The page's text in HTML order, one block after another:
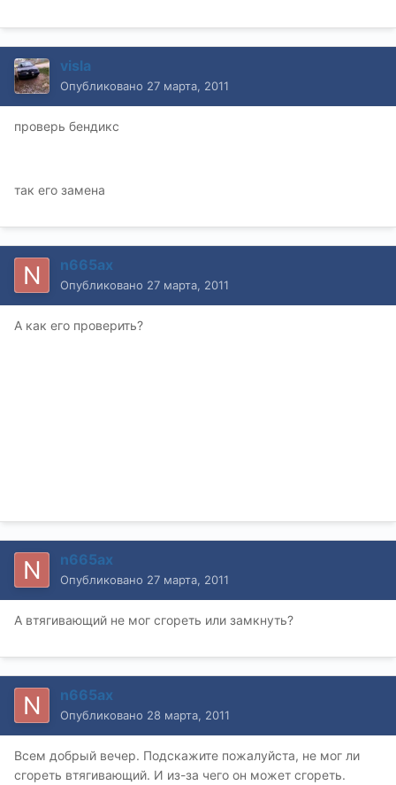
visla
Опубликовано 27 марта, 2011
проверь бендикс
так его замена
n665ax
Опубликовано 27 марта, 2011
А как его проверить?
n665ax
Опубликовано 27 марта, 2011
А втягивающий не мог сгореть или замкнуть?
n665ax
Опубликовано 28 марта, 2011
Всем добрый вечер. Подскажите пожалуйста, не мог ли
сгореть втягивающий. И из-за чего он может сгореть.